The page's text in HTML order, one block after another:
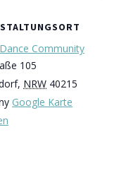
Community
105
, NRW 40215
Google Karte